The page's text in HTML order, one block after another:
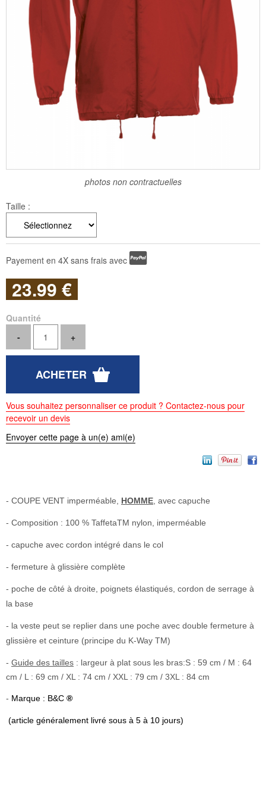
photos non contractuelles
Taille :
Payement en 4X sans frais avec
23.99 €
Quantité
Vous souhaitez personnaliser ce produit ? Contactez-nous pour
recevoir un devis
Envoyer cette page à un(e) ami(e)
- COUPE VENT imperméable, HOMME , avec capuche
- Composition : 100 % TaffetaTM nylon, imperméable
- capuche avec cordon intégré dans le col
- fermeture à glissière complète
- poche de côté à droite, poignets élastiqués, cordon de serrage à
la base
- la veste peut se replier dans une poche avec double fermeture à
glissière et ceinture (principe du K-Way TM)
- Guide des tailles : largeur à plat sous les bras:S : 59 cm / M : 64
cm / L : 69 cm / XL : 74 cm / XXL : 79 cm / 3XL : 84 cm
- Marque : B&C ®
(article généralement livré sous à 5 à 10 jours)